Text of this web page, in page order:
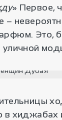
» Первое,
–
Это,
уличной
в хиджабах